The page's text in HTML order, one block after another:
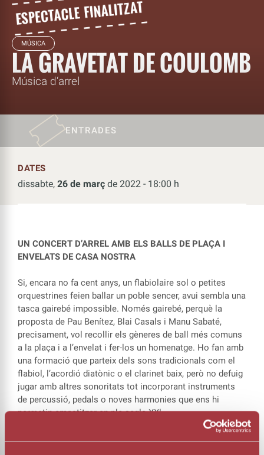
MÚSICA
LA GRAVETAT DE COULOMB
Música d‘arrel
ENTRADES
DATES
dissabte, 26 de març de 2022 - 18:00 h
UN CONCERT D’ARREL AMB ELS BALLS DE PLAÇA I
ENVELATS DE CASA NOSTRA
Si, encara no fa cent anys, un flabiolaire sol o petites
orquestrines feien ballar un poble sencer, avui sembla una
tasca gairebé impossible. Només gairebé, perquè la
proposta de Pau Benítez, Blai Casals i Manu Sabaté,
precisament, vol recollir els gèneres de ball més comuns
a la plaça i a l’envelat i fer-los un homenatge. Ho fan amb
una formació que parteix dels sons tradicionals com el
flabiol, l’acordió diatònic o el clarinet baix, però no defuig
jugar amb altres sonoritats tot incorporant instruments
de percussió, pedals o noves harmonies que ens hi
permetin empatitzar en ple segle XXl.
Així doncs, els pasdobles, balls plans, boleros o rumbes
prenen de nou el protagonisme amb un so cuidat i cru, i a